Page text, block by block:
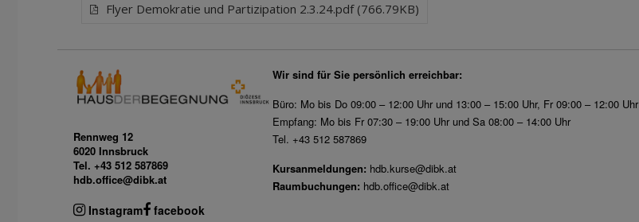
Flyer Demokratie und Partizipation 2.3.24.pdf (766.79KB)
Rennweg 12
6020 Innsbruck
Tel. +43 512 587869
hdb.office@dibk.at
Instagram facebook
Wir sind für Sie persönlich erreichbar:
Büro: Mo bis Do 09:00 – 12:00 Uhr und 13:00 – 15:00 Uhr, Fr 09:00 – 12:00 Uhr
Empfang: Mo bis Fr 07:30 – 19:00 Uhr und Sa 08:00 – 14:00 Uhr
Tel. +43 512 587869
Kursanmeldungen: hdb.kurse@dibk.at
Raumbuchungen: hdb.office@dibk.at